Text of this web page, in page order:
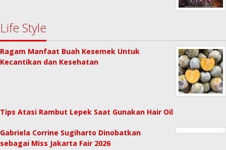
Life Style
Ragam Manfaat Buah Kesemek Untuk
Kecantikan dan Kesehatan
Tips Atasi Rambut Lepek Saat Gunakan Hair Oil
Gabriela Corrine Sugiharto Dinobatkan
sebagai Miss Jakarta Fair 2026